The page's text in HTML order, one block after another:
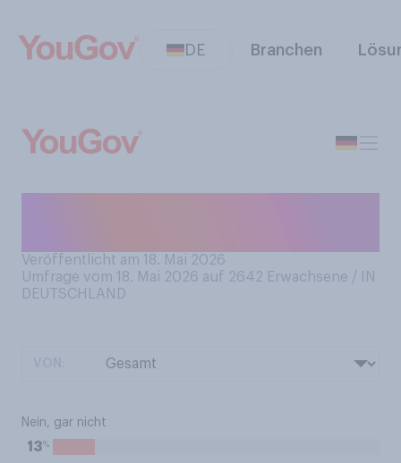
DE Branchen
Veröffentlicht am 18. Mai 2026
Umfrage vom 18. Mai 2026 auf 2642 Erwachsene / IN
DEUTSCHLAND
Nein, gar nicht
13%